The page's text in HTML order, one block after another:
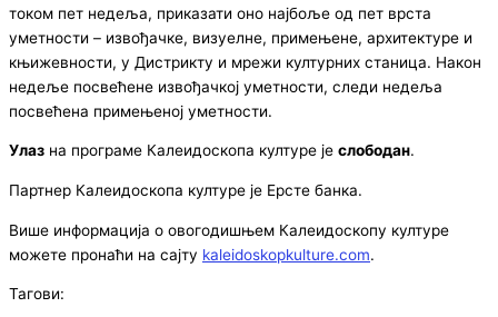
током пет недеља, приказати оно најбоље од пет врста
уметности – извођачке, визуелне, примењене, архитектуре и
књижевности, у Дистрикту и мрежи културних станица. Након
недеље посвећене извођачкој уметности, следи недеља
посвећена примењеној уметности.
Улаз на програме Калеидоскопа културе је слободан.
Партнер Калеидоскопа културе је Ерсте банка.
Више информација о овогодишњем Калеидоскопу културе
можете пронаћи на сајту kaleidoskopkulture.com.
Тагови: